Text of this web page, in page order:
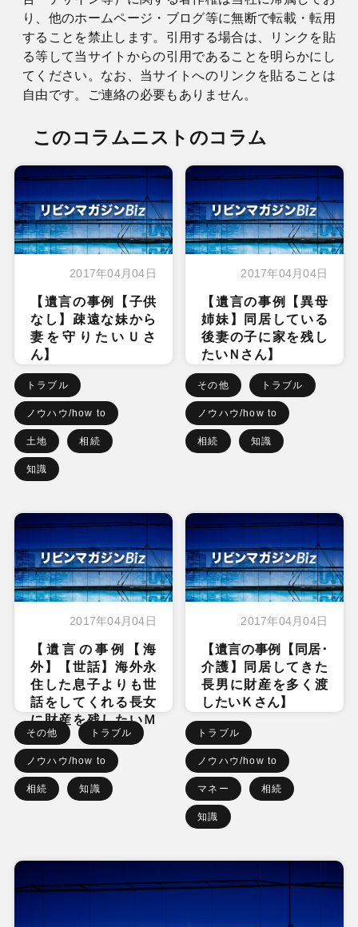
り、他のホームページ・ブログ等に無断で転載・転用
することを禁止します。引用する場合は、リンクを貼
る等して当サイトからの引用であることを明らかにし
てください。なお、当サイトへのリンクを貼ることは
自由です。ご連絡の必要もありません。
このコラムニストのコラム
2017年04月04日
【遺言の事例【子供
なし】疎遠な妹から
妻を守りたいＵさ
ん】
トラブル
ノウハウ/how to
土地 相続
知識
2017年04月04日
【遺言の事例【異母
姉妹】同居している
後妻の子に家を残し
たいＮさん】
その他 トラブル
ノウハウ/how to
相続 知識
2017年04月04日
【遺言の事例【海
外】【世話】海外永
住した息子よりも世
話をしてくれる長女
に財産を残したいＭ
さん】
その他 トラブル
ノウハウ/how to
相続 知識
2017年04月04日
【遺言の事例【同居･
介護】同居してきた
長男に財産を多く渡
したいＫさん】
トラブル
ノウハウ/how to
マネー 相続
知識